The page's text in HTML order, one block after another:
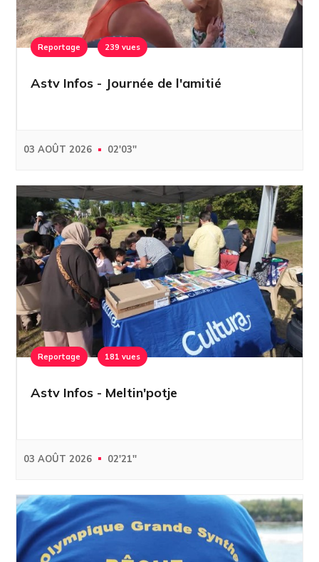
Reportage 239 vues
Astv Infos - Journée de l'amitié
03 AOÛT 2026 02'03''
Reportage 181 vues
Astv Infos - Meltin'potje
03 AOÛT 2026 02'21''